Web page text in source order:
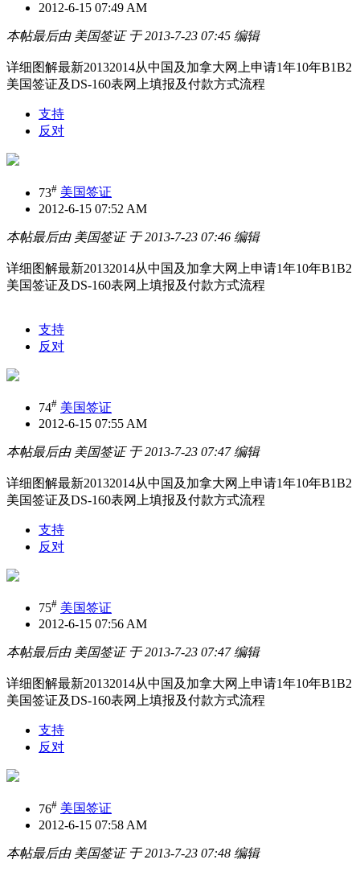
2012-6-15 07:49 AM
本帖最后由 美国签证 于 2013-7-23 07:45 编辑
详细图解最新20132014从中国及加拿大网上申请1年10年B1B2
美国签证及DS-160表网上填报及付款方式流程
支持
反对
73# 美国签证
2012-6-15 07:52 AM
本帖最后由 美国签证 于 2013-7-23 07:46 编辑
详细图解最新20132014从中国及加拿大网上申请1年10年B1B2
美国签证及DS-160表网上填报及付款方式流程
支持
反对
74# 美国签证
2012-6-15 07:55 AM
本帖最后由 美国签证 于 2013-7-23 07:47 编辑
详细图解最新20132014从中国及加拿大网上申请1年10年B1B2
美国签证及DS-160表网上填报及付款方式流程
支持
反对
75# 美国签证
2012-6-15 07:56 AM
本帖最后由 美国签证 于 2013-7-23 07:47 编辑
详细图解最新20132014从中国及加拿大网上申请1年10年B1B2
美国签证及DS-160表网上填报及付款方式流程
支持
反对
76# 美国签证
2012-6-15 07:58 AM
本帖最后由 美国签证 于 2013-7-23 07:48 编辑